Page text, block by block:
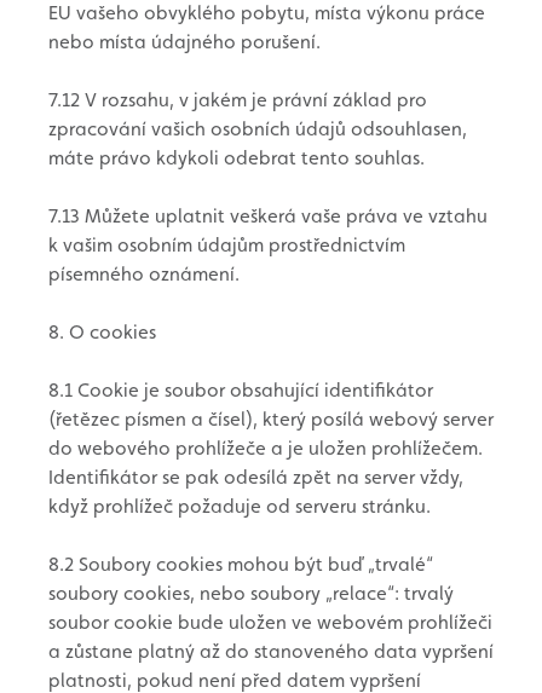
EU vašeho obvyklého pobytu, místa výkonu práce
nebo místa údajného porušení.
7.12 V rozsahu, v jakém je právní základ pro
zpracování vašich osobních údajů odsouhlasen,
máte právo kdykoli odebrat tento souhlas.
7.13 Můžete uplatnit veškerá vaše práva ve vztahu
k vašim osobním údajům prostřednictvím
písemného oznámení.
8. O cookies
8.1 Cookie je soubor obsahující identifikátor
(řetězec písmen a čísel), který posílá webový server
do webového prohlížeče a je uložen prohlížečem.
Identifikátor se pak odesílá zpět na server vždy,
když prohlížeč požaduje od serveru stránku.
8.2 Soubory cookies mohou být buď „trvalé“
soubory cookies, nebo soubory „relace“: trvalý
soubor cookie bude uložen ve webovém prohlížeči
a zůstane platný až do stanoveného data vypršení
platnosti, pokud není před datem vypršení